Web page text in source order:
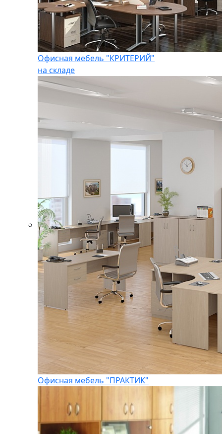
Офисная мебель "КРИТЕРИЙ"
на складе
Офисная мебель "ПРАКТИК"